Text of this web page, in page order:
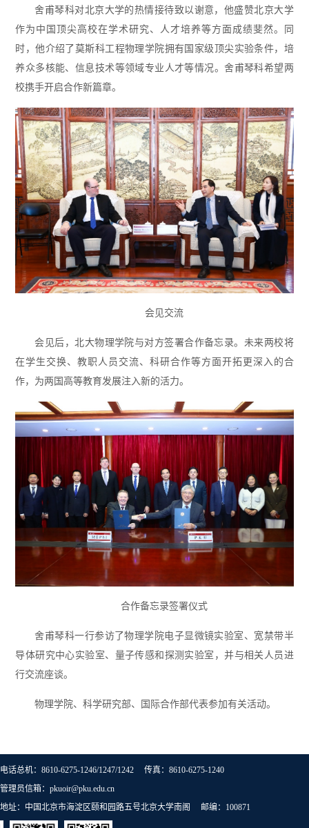
舍甫琴科对北京大学的热情接待致以谢意，他盛赞北京大学
作为中国顶尖高校在学术研究、人才培养等方面成绩斐然。同
时，他介绍了莫斯科工程物理学院拥有国家级顶尖实验条件，培
养众多核能、信息技术等领域专业人才等情况。舍甫琴科希望两
校携手开启合作新篇章。
会见交流
会见后，北大物理学院与对方签署合作备忘录。未来两校将
在学生交换、教职人员交流、科研合作等方面开拓更深入的合
作，为两国高等教育发展注入新的活力。
合作备忘录签署仪式
舍甫琴科一行参访了物理学院电子显微镜实验室、宽禁带半
导体研究中心实验室、量子传感和探测实验室，并与相关人员进
行交流座谈。
物理学院、科学研究部、国际合作部代表参加有关活动。
电话总机：8610-6275-1246/1247/1242 传真：8610-6275-1240
管理员信箱：pkuoir@pku.edu.cn
地址：中国北京市海淀区颐和园路五号北京大学南阁 邮编：100871